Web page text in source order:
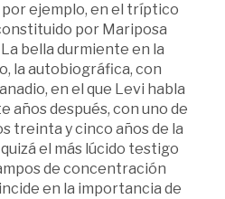
ejemplo, en el tríptico
por Mariposa
bella durmiente en la
la autobiográfica, con
en el que Levi habla
años después, con uno de
treinta y cinco años de la
el más lúcido testigo
de concentración
en la importancia de